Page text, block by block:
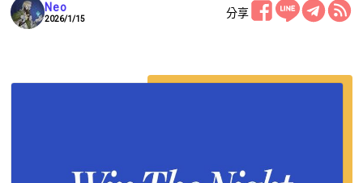
Neo
2026/1/15 分享